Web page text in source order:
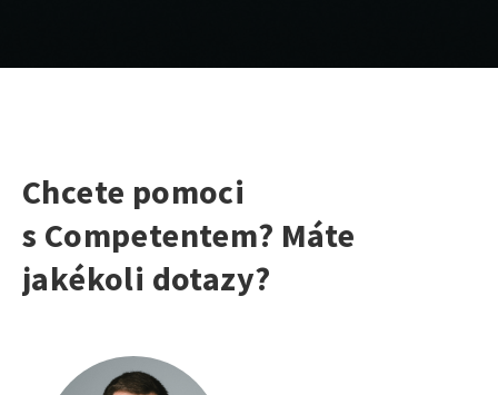
Chcete pomoci
s Competentem? Máte
jakékoli dotazy?